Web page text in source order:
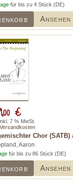
für bis zu 4 Stück (DE)
Ansehen
Chor
Aaron
für bis zu 86 Stück (DE)
Ansehen
€
7 % MwSt.
Versandkosten